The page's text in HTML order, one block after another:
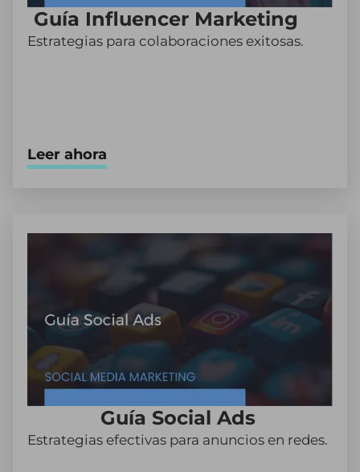
Guía Influencer Marketing
Estrategias para colaboraciones exitosas.
Leer ahora
Guía Social Ads
Estrategias efectivas para anuncios en redes.